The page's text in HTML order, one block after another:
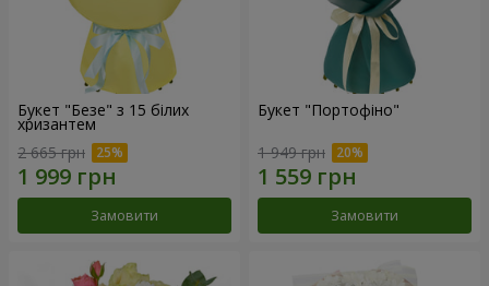
Букет "Безе" з 15 білих
хризантем
2 665 грн
Замовити
Букет "Портофіно"
1 949 грн
Замовити